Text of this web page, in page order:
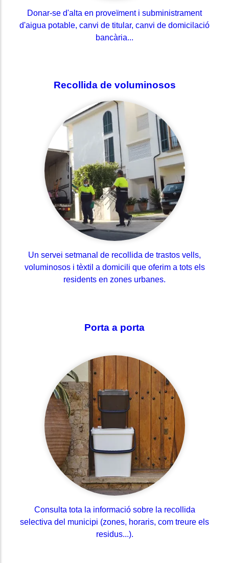
Donar-se d'alta en proveïment i subministrament
d'aigua potable, canvi de titular, canvi de domicilació
bancària...
Recollida de voluminosos
Un servei setmanal de recollida de trastos vells,
voluminosos i tèxtil a domicili que oferim a tots els
residents en zones urbanes.
Porta a porta
Consulta tota la informació sobre la recollida
selectiva del municipi (zones, horaris, com treure els
residus...).